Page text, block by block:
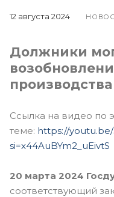
12 августа 2024
Должники
производства
Ссылка на видео по
теме: https://
si=x44AuBYm2_uEivtS
20 марта 2024
соответствующий